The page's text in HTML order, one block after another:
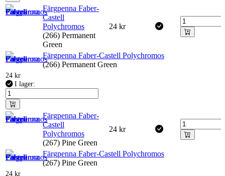
Färgpenna Faber-
Castell
Polychromos
(266) Permanent
Green
24 kr
Färgpenna Faber-Castell Polychromos
(266) Permanent Green
24 kr
I lager:
Färgpenna Faber-
Castell
Polychromos
(267) Pine Green
24 kr
Färgpenna Faber-Castell Polychromos
(267) Pine Green
24 kr